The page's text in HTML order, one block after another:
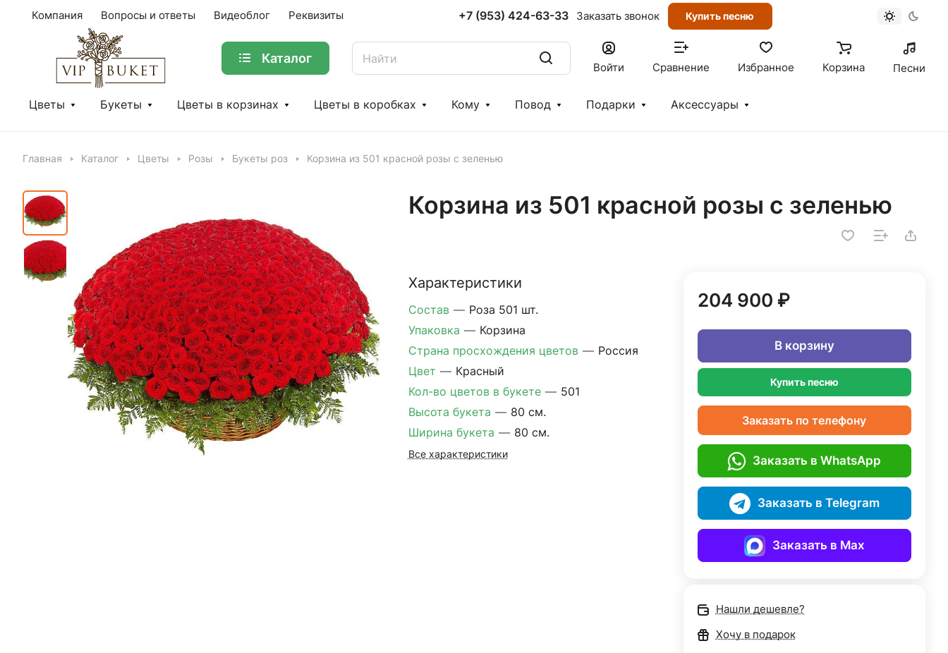
Компания Вопросы и ответы Видеоблог Реквизиты +7 (953) 424-63-33 Заказать звонок Купить песню
Каталог
Войти Сравнение Избранное Корзина Песни
Цветы Букеты Цветы в корзинах Цветы в коробках Кому Повод Подарки Аксессуары
Главная Каталог Цветы Розы Букеты роз Корзина из 501 красной розы с зеленью
Корзина из 501 красной розы с зеленью
Характеристики
Состав — Роза 501 шт.
Упаковка — Корзина
Страна просхождения цветов — Россия
Цвет — Красный
Кол-во цветов в букете — 501
Высота букета — 80 см.
Ширина букета — 80 см.
Все характеристики
204 900 ₽
В корзину
Купить песню
Заказать по телефону
Заказать в WhatsApp
Заказать в Telegram
Заказать в Max
Нашли дешевле?
Хочу в подарок